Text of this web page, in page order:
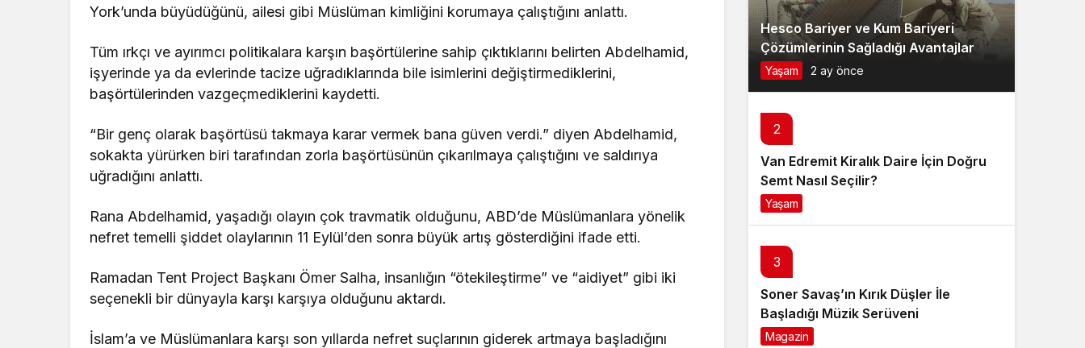
York’unda büyüdüğünü, ailesi gibi Müslüman kimliğini korumaya çalıştığını anlattı.
Tüm ırkçı ve ayırımcı politikalara karşın başörtülerine sahip çıktıklarını belirten Abdelhamid,
işyerinde ya da evlerinde tacize uğradıklarında bile isimlerini değiştirmediklerini,
başörtülerinden vazgeçmediklerini kaydetti.
“Bir genç olarak başörtüsü takmaya karar vermek bana güven verdi.” diyen Abdelhamid,
sokakta yürürken biri tarafından zorla başörtüsünün çıkarılmaya çalıştığını ve saldırıya
uğradığını anlattı.
Rana Abdelhamid, yaşadığı olayın çok travmatik olduğunu, ABD’de Müslümanlara yönelik
nefret temelli şiddet olaylarının 11 Eylül’den sonra büyük artış gösterdiğini ifade etti.
Ramadan Tent Project Başkanı Ömer Salha, insanlığın “ötekileştirme” ve “aidiyet” gibi iki
seçenekli bir dünyayla karşı karşıya olduğunu aktardı.
İslam’a ve Müslümanlara karşı son yıllarda nefret suçlarının giderek artmaya başladığını
Hesco Bariyer ve Kum Bariyeri
Çözümlerinin Sağladığı Avantajlar
Yaşam 2 ay önce
2
Van Edremit Kiralık Daire İçin Doğru
Semt Nasıl Seçilir?
Yaşam
3
Soner Savaş’ın Kırık Düşler İle
Başladığı Müzik Serüveni
Magazin